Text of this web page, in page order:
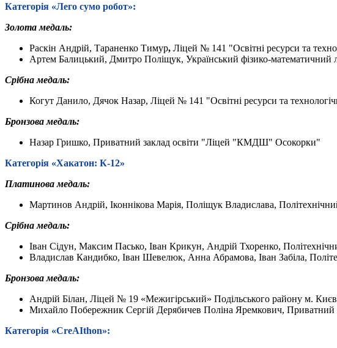
Категорія «Лего сумо робот»:
Золота медаль:
Раскін Андрій, Тараненко Тимур, Ліцей № 141 "Освітні ресурси та
Артем Балицький, Дмитро Поліщук, Український фізико-математичний
Срібна медаль:
Когут Данило, Дячок Назар, Ліцей № 141 "Освітні ресурси та
Бронзова медаль:
Назар Гришко, Приватний заклад освіти "Ліцей "КМДШ" Осокорки"
Категорія «Хакатон: К-12»
Платинова медаль:
Мартинов Андрій, Іконнікова Марія, Поліщук Владислава,
Срібнамедаль:
Іван Сідун, Максим Пасько, Іван Крикун, Андрій Тхоренко,
Владислав Кандибко, Іван Шевелюк, Анна Абрамова, Іван Забіла,
Бронзова медаль:
Андрій Білан, Ліцей № 19 «Межигірський» Подільського району м.
Михайло Побережник Сергій Дерябичев Поліна Яремкович,
Категорія «CreAIthon»: